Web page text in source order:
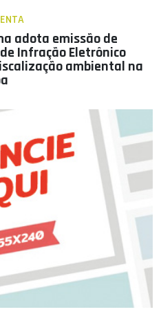
adota emissão de
Infração Eletrônico
ambiental na